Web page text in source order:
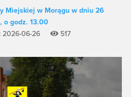
Miejskiej w Morągu w dniu 26
o godz. 13.00
2026-06-26
517